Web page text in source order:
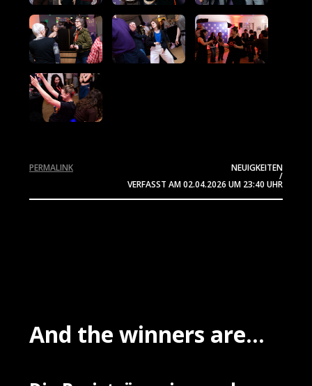
NEUIGKEITEN
/
VERFASST AM02.04.2026 UM 23:40 UHR
PERMALINK
And the winners are...